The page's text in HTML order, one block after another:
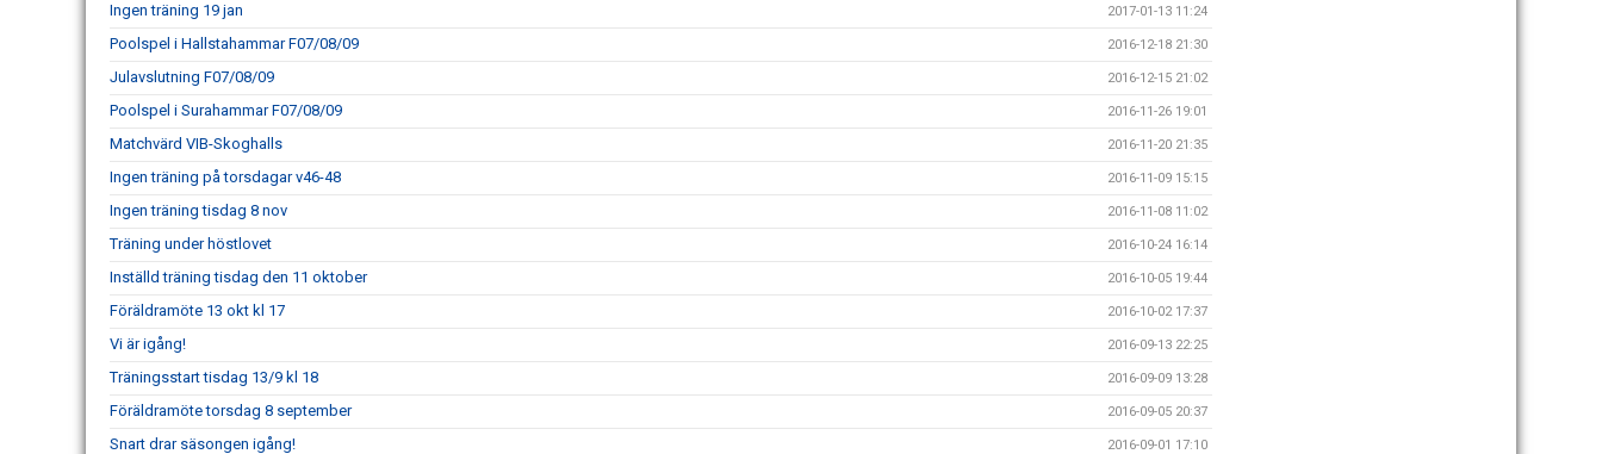
Ingen träning 19 jan 2017-01-13 11:24
Poolspel i Hallstahammar F07/08/09 2016-12-18 21:30
Julavslutning F07/08/09 2016-12-15 21:02
Poolspel i Surahammar F07/08/09 2016-11-26 19:01
Matchvärd VIB-Skoghalls 2016-11-20 21:35
Ingen träning på torsdagar v46-48 2016-11-09 15:15
Ingen träning tisdag 8 nov 2016-11-08 11:02
Träning under höstlovet 2016-10-24 16:14
Inställd träning tisdag den 11 oktober 2016-10-05 19:44
Föräldramöte 13 okt kl 17 2016-10-02 17:37
Vi är igång! 2016-09-13 22:25
Träningsstart tisdag 13/9 kl 18 2016-09-09 13:28
Föräldramöte torsdag 8 september 2016-09-05 20:37
Snart drar säsongen igång! 2016-09-01 17:10